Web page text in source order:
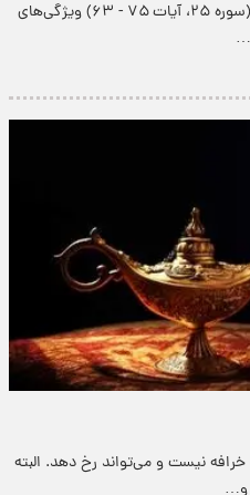
پارسینه: خداوند متعال در سوره فرقان‏ (سوره ۲۵، آیات ۷۵ - ۶۳) ویژگى‌هاى
نیست و می‌تواند رخ دهد. البته
و…